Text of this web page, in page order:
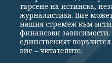
Екип
Издател на www.clubz.bg е „Клуб
Константинов" 3. Всички права
търсене на истинска,
журналистика. Вие
нашия стремеж към
финансови
единственият
вие – читателите.